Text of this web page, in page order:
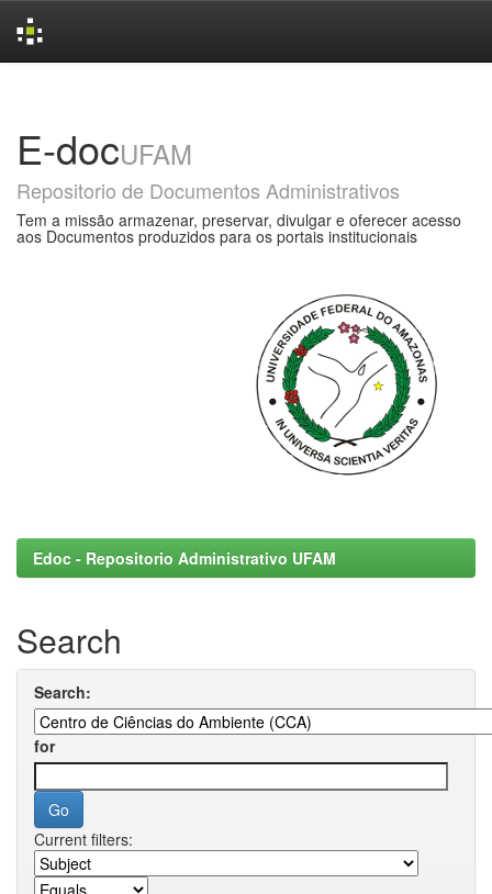
E-docUFAM
Repositorio de Documentos Administrativos
Tem a missão armazenar, preservar, divulgar e oferecer acesso
aos Documentos produzidos para os portais institucionais
Edoc - Repositorio Administrativo UFAM
Search
Search:
for
Current filters: